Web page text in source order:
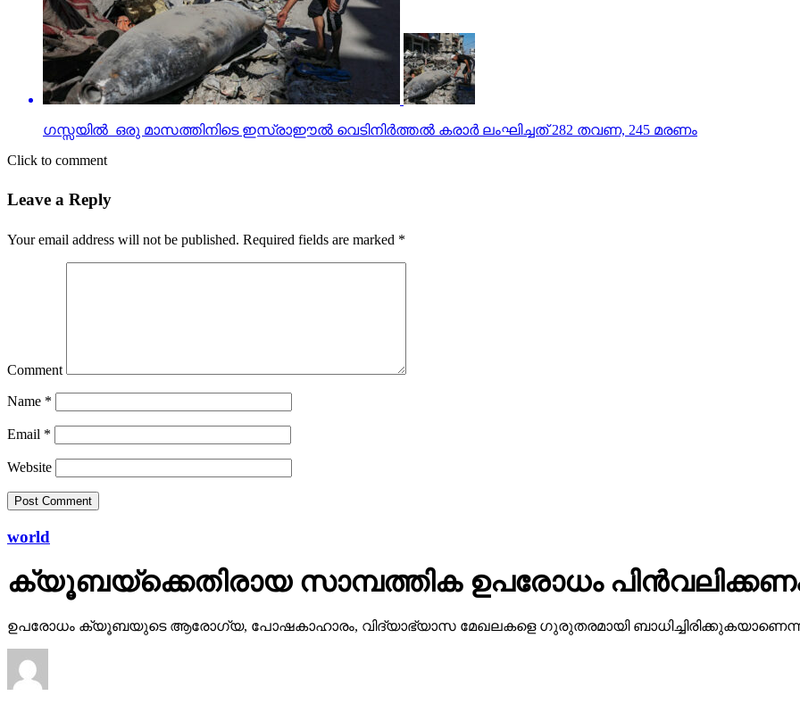
ഗസ്സയില്‍ ഒരു മാസത്തിനിടെ ഇസ്രാഈല്‍ വെടിനിര്‍ത്തല്‍ കരാര്‍ ലംഘിച്ചത് 282 തവണ, 245 മരണം
Click to comment
Leave a Reply
Your email address will not be published. Required fields are marked *
Comment
Name *
Email *
Website
world
ക്യൂബയ്ക്കെതിരായ സാമ്പത്തിക ഉപരോധം
ഉപരോധം ക്യൂബയുടെ ആരോഗ്യ, പോഷകാഹാരം, വിദ്യാഭ്യാസ മേഖലകളെ ഗുരുതരമായി